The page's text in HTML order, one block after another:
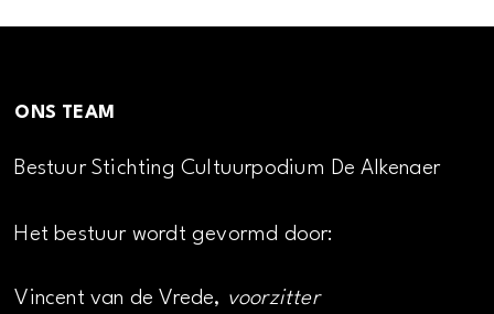
ONS TEAM
Bestuur Stichting Cultuurpodium De Alkenaer
Het bestuur wordt gevormd door:
Vincent van de Vrede, voorzitter